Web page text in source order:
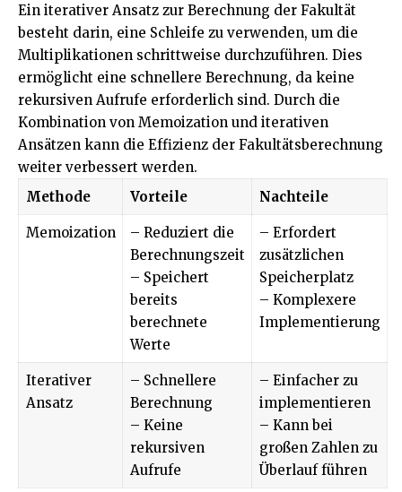
Ein iterativer Ansatz zur Berechnung der Fakultät
besteht darin, eine Schleife zu verwenden, um die
Multiplikationen schrittweise durchzuführen. Dies
ermöglicht eine schnellere Berechnung, da keine
rekursiven Aufrufe erforderlich sind. Durch die
Kombination von Memoization und iterativen
Ansätzen kann die Effizienz der Fakultätsberechnung
weiter verbessert werden.
Methode
Vorteile Nachteile
Memoization
– Reduziert die
Berechnungszeit
– Speichert
bereits
berechnete
Werte
– Erfordert
zusätzlichen
Speicherplatz
– Komplexere
Implementierung
Iterativer
Ansatz
– Schnellere
Berechnung
– Keine
rekursiven
Aufrufe
– Einfacher zu
implementieren
– Kann bei
großen Zahlen zu
Überlauf führen